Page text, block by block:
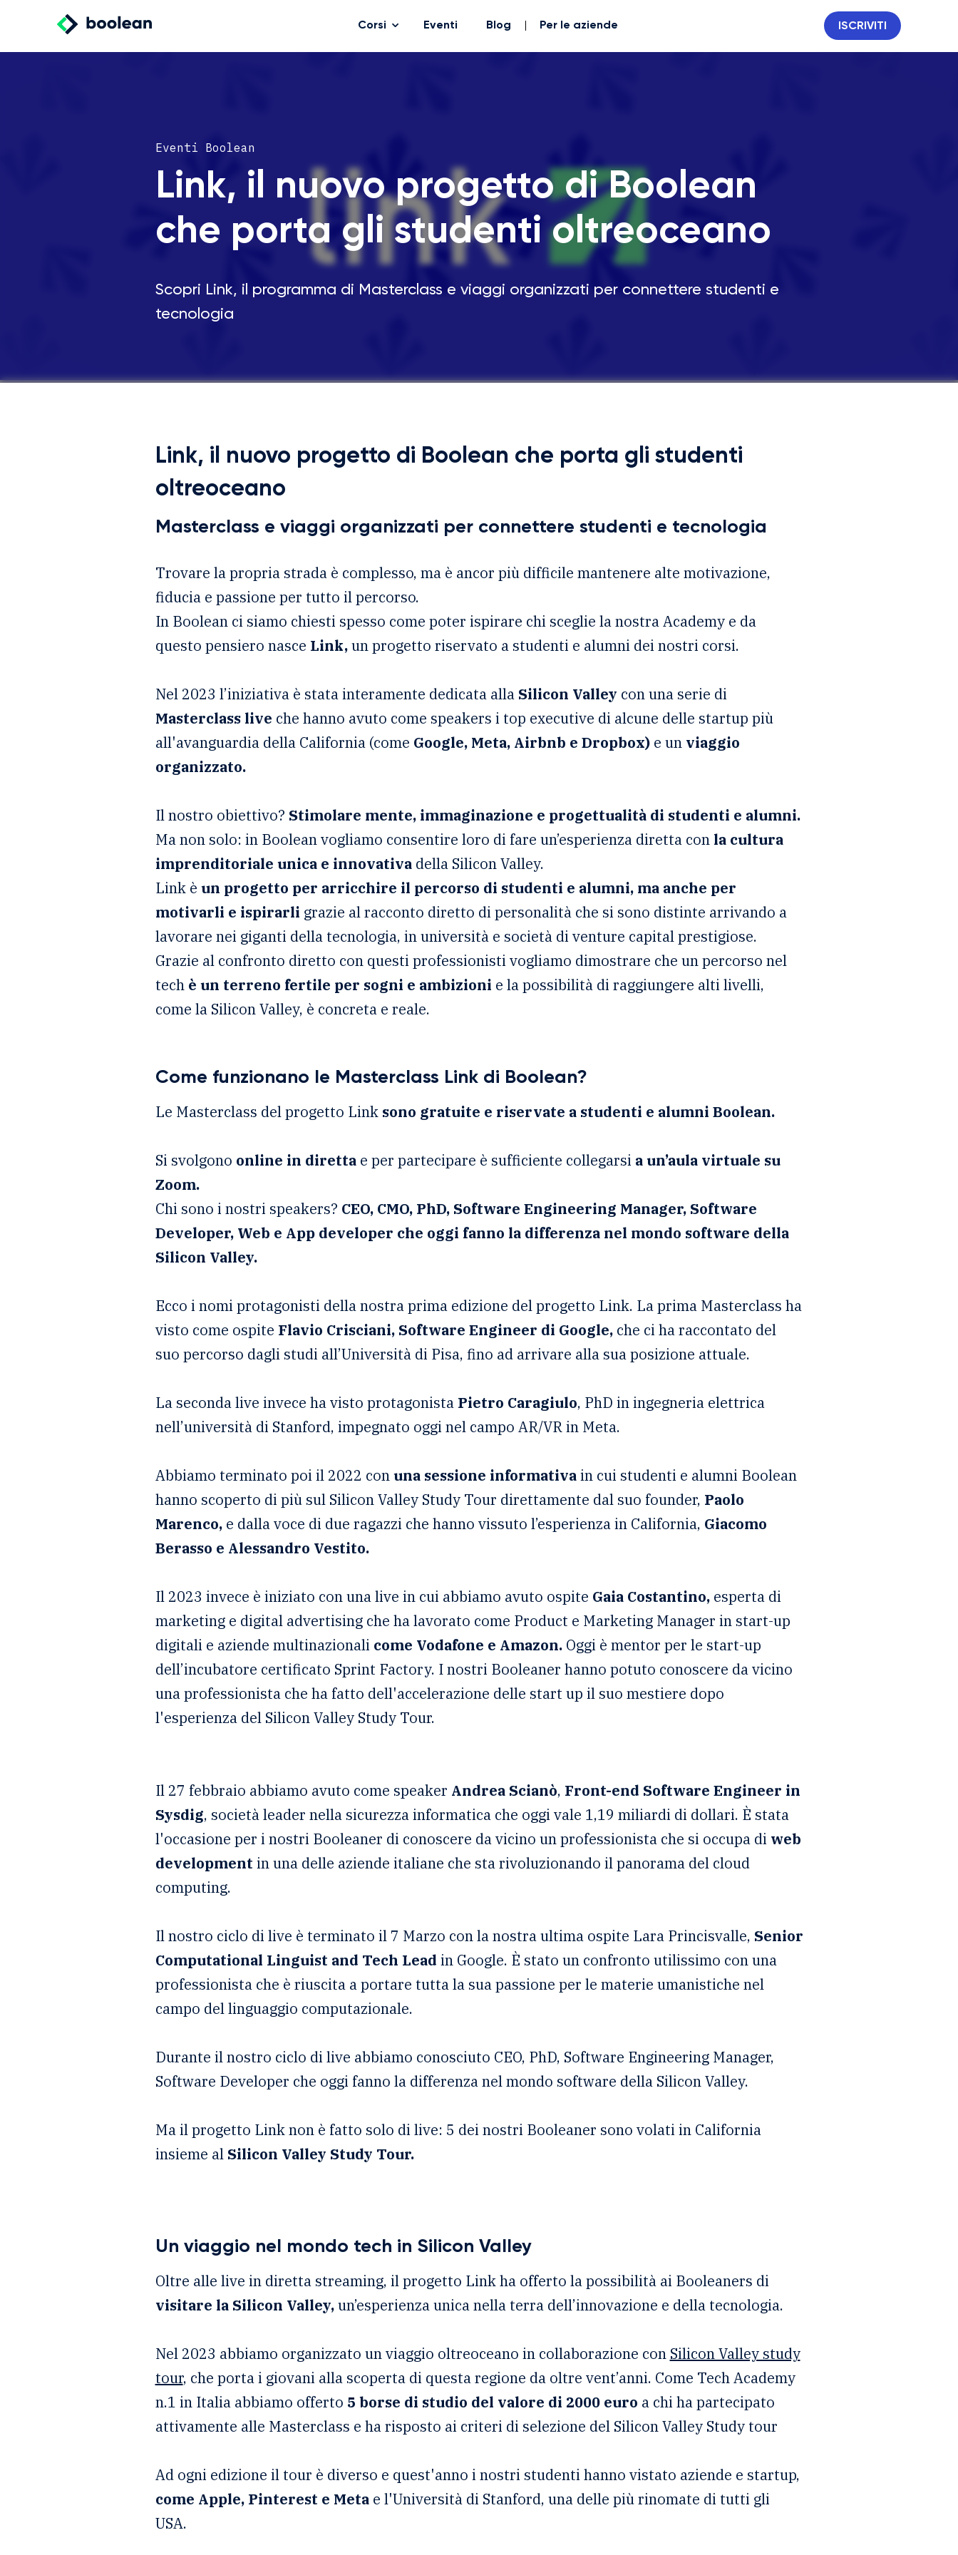
Corsi Eventi Blog Per le aziende ISCRIVITI
Eventi Boolean
Link, il nuovo progetto di Boolean
che porta gli studenti oltreoceano
Scopri Link, il programma di Masterclass e viaggi organizzati per connettere studenti e
tecnologia
Link, il nuovo progetto di Boolean che porta gli studenti
oltreoceano
Masterclass e viaggi organizzati per connettere studenti e tecnologia
Trovare la propria strada è complesso, ma è ancor più difficile mantenere alte motivazione,
fiducia e passione per tutto il percorso.
In Boolean ci siamo chiesti spesso come poter ispirare chi sceglie la nostra Academy e da
questo pensiero nasce Link,un progetto riservato a studenti e alumni dei nostri corsi.
Nel 2023 l’iniziativa è stata interamente dedicata alla Silicon Valley con una serie di
Masterclass live che hanno avuto come speakers i top executive di alcune delle startup più
all'avanguardia della California (come Google, Meta, Airbnb e Dropbox)e un viaggio
organizzato.
Il nostro obiettivo? Stimolare mente, immaginazione e progettualità di studenti e alumni.
Ma non solo: in Boolean vogliamo consentire loro di fare un’esperienza diretta con la cultura
imprenditoriale unica e innovativadella Silicon Valley.
Link è un progetto per arricchire il percorso di studenti e alumni, ma anche per
motivarli e ispirarli grazie al racconto diretto di personalità che si sono distinte arrivando a
lavorare nei giganti della tecnologia, in università e società di venture capital prestigiose.
Grazie al confronto diretto con questi professionisti vogliamo dimostrare che un percorso nel
tech è un terreno fertile per sogni e ambizioni e la possibilità di raggiungere alti livelli,
come la Silicon Valley, è concreta e reale.
Come funzionano le Masterclass Link di Boolean?
Le Masterclass del progetto Link sono gratuite e riservate a studenti e alumni Boolean.
Si svolgono online in direttae per partecipare è sufficiente collegarsi a un’aula virtuale su
Zoom.
Chi sono i nostri speakers? CEO, CMO, PhD, Software Engineering Manager, Software
Developer, Web e App developer che oggi fanno la differenza nel mondo software della
Silicon Valley.
Ecco i nomi protagonisti della nostra prima edizione del progetto Link. La prima Masterclass ha
visto come ospite Flavio Crisciani, Software Engineer di Google,che ci ha raccontato del
suo percorso dagli studi all’Università di Pisa, fino ad arrivare alla sua posizione attuale.
La seconda live invece ha visto protagonista Pietro Caragiulo, PhD in ingegneria elettrica
nell’università di Stanford, impegnato oggi nel campo AR/VR in Meta.
Abbiamo terminato poi il 2022 conuna sessione informativain cui studenti e alumni Boolean
hanno scoperto di più sul Silicon Valley Study Tour direttamente dal suo founder, Paolo
Marenco,e dalla voce di due ragazzi che hanno vissuto l’esperienza in California, Giacomo
Berasso e Alessandro Vestito.
Il 2023 invece è iniziato con una live in cui abbiamo avuto ospite Gaia Costantino,esperta di
marketing e digital advertising che ha lavorato come Product e Marketing Manager in start-up
digitali e aziende multinazionali come Vodafone e Amazon.Oggi è mentor per le start-up
dell’incubatore certificato Sprint Factory. I nostri Booleaner hanno potuto conoscere da vicino
una professionista che ha fatto dell'accelerazione delle start up il suo mestiere dopo
l'esperienza del Silicon Valley Study Tour.
Il 27 febbraio abbiamo avuto come speaker Andrea Scianò, Front-end Software Engineer in
Sysdig, società leader nella sicurezza informatica che oggi vale 1,19 miliardi di dollari. È stata
l'occasione per i nostri Booleaner di conoscere da vicino un professionista che si occupa di web
development in una delle aziende italiane che sta rivoluzionando il panorama del cloud
computing.
Il nostro ciclo di live è terminato il 7 Marzo con la nostra ultima ospite Lara Princisvalle, Senior
Computational Linguist and Tech Lead in Google. È stato un confronto utilissimo con una
professionista che è riuscita a portare tutta la sua passione per le materie umanistiche nel
campo del linguaggio computazionale.
Durante il nostro ciclo di live abbiamo conosciuto CEO, PhD, Software Engineering Manager,
Software Developer che oggi fanno la differenza nel mondo software della Silicon Valley.
Ma il progetto Link non è fatto solo di live: 5 dei nostri Booleaner sono volati in California
insieme al Silicon Valley Study Tour.
Un viaggio nel mondo tech in Silicon Valley
Oltre alle live in diretta streaming, il progetto Link ha offerto la possibilità ai Booleaners di
visitare la Silicon Valley,un’esperienza unica nella terra dell’innovazione e della tecnologia.
Nel 2023 abbiamo organizzato un viaggio oltreoceano in collaborazione con Silicon Valley study
tour, che porta i giovani alla scoperta di questa regione da oltre vent’anni. Come Tech Academy
n.1 in Italia abbiamo offerto 5 borse di studio del valore di 2000 euro a chi ha partecipato
attivamente alle Masterclass e ha risposto ai criteri di selezione del Silicon Valley Study tour
Ad ogni edizione il tour è diverso e quest'anno i nostri studenti hanno vistato aziende e startup,
come Apple, Pinterest e Metae l'Università di Stanford, una delle più rinomate di tutti gli
USA.